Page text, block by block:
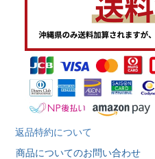
返品特約について
商品についてのお問い合わせ